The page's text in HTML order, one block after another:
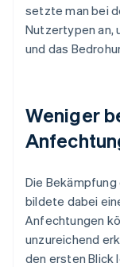
setzte man bei
Nutzertypen an,
und das
Weniger
Die
bildete dabei
Anfechtungen
unzureichend
den ersten Blick